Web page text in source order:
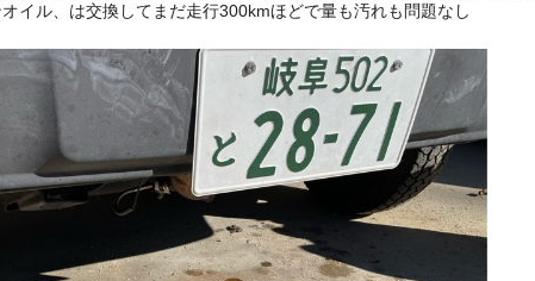
イル、は交換してまだ走行300kmほどで量も汚れも問題なし